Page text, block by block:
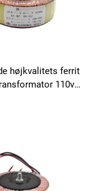
højkvalitets ferrit
110v